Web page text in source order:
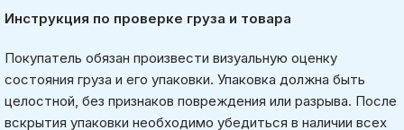
Инструкция по проверке груза и товара
Покупатель обязан произвести визуальную оценку
состояния груза и его упаковки. Упаковка должна быть
целостной, без признаков повреждения или разрыва. После
вскрытия упаковки необходимо убедиться в наличии всех